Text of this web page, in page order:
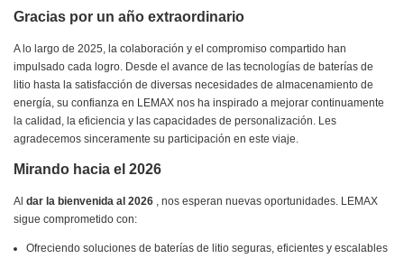
Gracias por un año extraordinario
A lo largo de 2025, la colaboración y el compromiso compartido han
impulsado cada logro. Desde el avance de las tecnologías de baterías de
litio hasta la satisfacción de diversas necesidades de almacenamiento de
energía, su confianza en LEMAX nos ha inspirado a mejorar continuamente
la calidad, la eficiencia y las capacidades de personalización. Les
agradecemos sinceramente su participación en este viaje.
Mirando hacia el 2026
Al dar la bienvenida al 2026 , nos esperan nuevas oportunidades. LEMAX
sigue comprometido con:
Ofreciendo soluciones de baterías de litio seguras, eficientes y escalables